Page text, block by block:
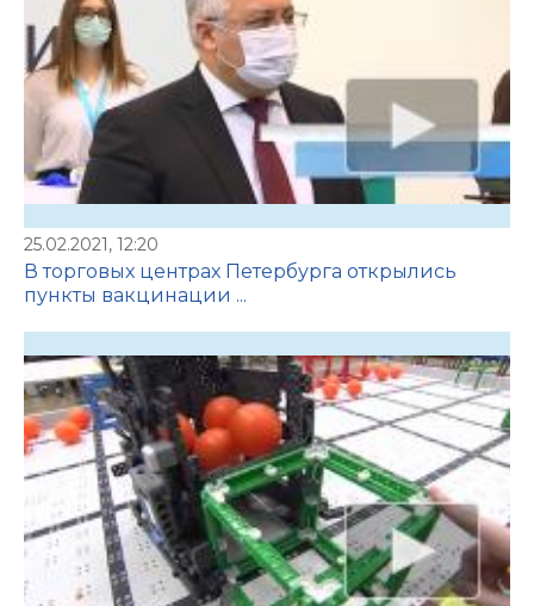
25.02.2021, 12:20
В торговых центрах Петербурга открылись
пункты вакцинации ...